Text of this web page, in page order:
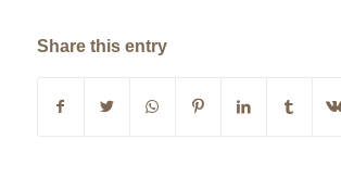
Share this entry